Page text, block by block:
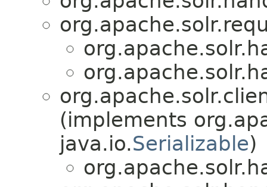
(implements
java.io.Serializable)